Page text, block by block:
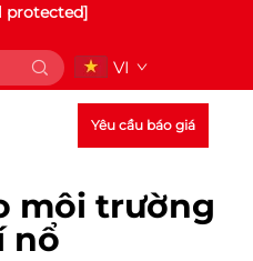
protected]
VI
Yêu cầu báo giá
môi trường
nổ